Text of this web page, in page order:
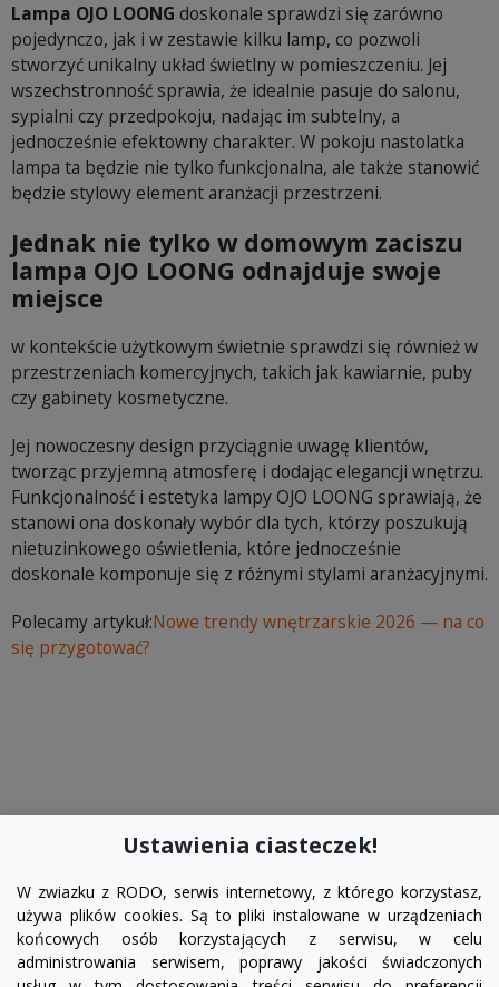
Lampa OJO LOONG doskonale sprawdzi się zarówno
pojedynczo, jak i w zestawie kilku lamp, co pozwoli
stworzyć unikalny układ świetlny w pomieszczeniu. Jej
wszechstronność sprawia, że idealnie pasuje do salonu,
sypialni czy przedpokoju, nadając im subtelny, a
jednocześnie efektowny charakter. W pokoju nastolatka
lampa ta będzie nie tylko funkcjonalna, ale także stanowić
będzie stylowy element aranżacji przestrzeni.
Jednak nie tylko w domowym zaciszu
lampa OJO LOONG odnajduje swoje
miejsce
w kontekście użytkowym świetnie sprawdzi się również w
przestrzeniach komercyjnych, takich jak kawiarnie, puby
czy gabinety kosmetyczne.
Jej nowoczesny design przyciągnie uwagę klientów,
tworząc przyjemną atmosferę i dodając elegancji wnętrzu.
Funkcjonalność i estetyka lampy OJO LOONG sprawiają, że
stanowi ona doskonały wybór dla tych, którzy poszukują
nietuzinkowego oświetlenia, które jednocześnie
doskonale komponuje się z różnymi stylami aranżacyjnymi.
Polecamy artykuł:Nowe trendy wnętrzarskie 2026 — na co
się przygotować?
Ustawienia ciasteczek!
W zwiazku z RODO, serwis internetowy, z którego korzystasz,
używa plików cookies. Są to pliki instalowane w urządzeniach
końcowych osób korzystających z serwisu, w celu
administrowania serwisem, poprawy jakości świadczonych